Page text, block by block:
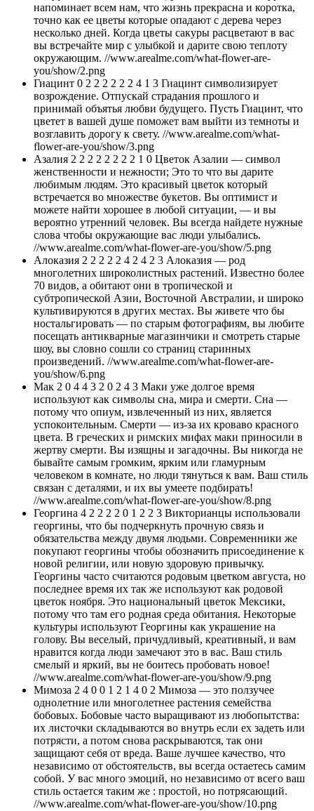
напоминает всем нам, что жизнь прекрасна и коротка,
точно как ее цветы которые опадают с дерева через
несколько дней. Когда цветы сакуры расцветают в вас
вы встречайте мир с улыбкой и дарите свою теплоту
окружающим. //www.arealme.com/what-flower-are-
you/show/2.png
Гиацинт 0 2 2 2 2 2 2 4 1 3 Гиацинт символизирует
возрождение. Отпускай страдания прошлого и
принимай объятья любви будущего. Пусть Гиацинт, что
цветет в вашей душе поможет вам выйти из темноты и
возглавить дорогу к свету. //www.arealme.com/what-
flower-are-you/show/3.png
Азалия 2 2 2 2 2 2 2 2 1 0 Цветок Азалии — символ
женственности и нежности; Это то что вы дарите
любимым людям. Это красивый цветок который
встречается во множестве букетов. Вы оптимист и
можете найти хорошее в любой ситуации, — и вы
вероятно утренний человек. Вы всегда найдете нужные
слова чтобы окружающие вас люди улыбались.
//www.arealme.com/what-flower-are-you/show/5.png
Алоказия 2 2 2 2 2 4 2 4 2 3 Алоказия — род
многолетних широколистных растений. Известно более
70 видов, а обитают они в тропической и
субтропической Азии, Восточной Австралии, и широко
культивируются в других местах. Вы живете что бы
ностальгировать — по старым фотографиям, вы любите
посещать антикварные магазинчики и смотреть старые
шоу, вы словно сошли со страниц старинных
произведений. //www.arealme.com/what-flower-are-
you/show/6.png
Мак 2 0 4 4 3 2 0 2 4 3 Маки уже долгое время
используют как символы сна, мира и смерти. Сна —
потому что опиум, извлеченный из них, является
успокоительным. Смерти — из-за их кроваво красного
цвета. В греческих и римских мифах маки приносили в
жертву смерти. Вы изящны и загадочны. Вы никогда не
бывайте самым громким, ярким или гламурным
человеком в комнате, но люди тянуться к вам. Ваш стиль
связан с деталями, и их вы умеете подбирать!
//www.arealme.com/what-flower-are-you/show/8.png
Георгина 4 2 2 2 2 0 1 2 2 3 Викторианцы использовали
георгины, что бы подчеркнуть прочную связь и
обязательства между двумя людьми. Современники же
покупают георгины чтобы обозначить присоединение к
новой религии, или новую здоровую привычку.
Георгины часто считаются родовым цветком августа, но
последнее время их так же используют как родовой
цветок ноября. Это национальный цветок Мексики,
потому что там его родная среда обитания. Некоторые
культуры используют Георгины как украшение на
голову. Вы веселый, причудливый, креативный, и вам
нравится когда люди замечают это в вас. Ваш стиль
смелый и яркий, вы не боитесь пробовать новое!
//www.arealme.com/what-flower-are-you/show/9.png
Мимоза 2 4 0 0 1 2 1 4 0 2 Мимоза — это ползучее
однолетние или многолетнее растения семейства
бобовых. Бобовые часто выращивают из любопытства:
их листочки складываются во внутрь если ех задеть или
потрясти, а потом снова раскрываются, так они
защищают себя от вреда. Ваше лучшее качество, что
независимо от обстоятельств, вы всегда остаетесь самим
собой. У вас много эмоций, но независимо от всего ваш
стиль остается таким же : простой, но потрясающий.
//www.arealme.com/what-flower-are-you/show/10.png